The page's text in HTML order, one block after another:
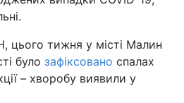
цього тижня у місті Малин
було зафіксовано спалах
– хворобу виявили у